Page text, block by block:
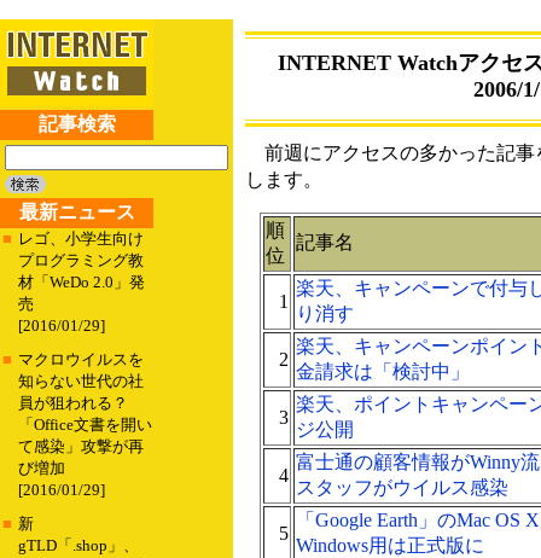
記事検索
最新ニュース
■ レゴ、小学生向け
プログラミング教
材「WeDo 2.0」発
売
[2016/01/29]
■ マクロウイルスを
知らない世代の社
員が狙われる？
「Office文書を開い
て感染」攻撃が再
び増加
[2016/01/29]
■ 新
gTLD「.shop」、
INTERNET Watchアクセ
2006/
前週にアクセスの多かった記事
します。
順
位
記事名
1
楽天、キャンペーンで付与
り消す
2
楽天、キャンペーンポイン
金請求は「検討中」
3
楽天、ポイントキャンペー
ジ公開
4
富士通の顧客情報がWinny
スタッフがウイルス感染
5
「Google Earth」のMac OS
Windows用は正式版に